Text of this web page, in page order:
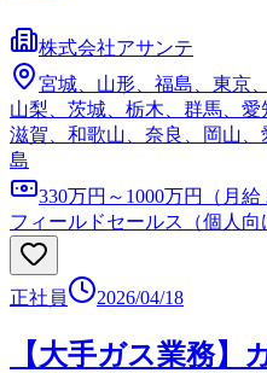
株式会社アサンテ
宮城、山形、福島、東京
山梨、茨城、栃木、群馬、愛
滋賀、和歌山、奈良、岡山
島
330万円～1000万円（月給
フィールドセールス（個人向
正社員 2026/04/18
【大手ガス業務】